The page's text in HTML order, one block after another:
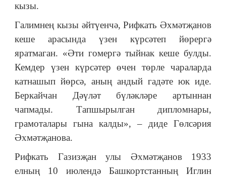
кызы.
Галимнең кызы әйтүенчә, Рифкать Әхмәтҗанов
кеше арасында үзен күрсәтеп йөрергә
яратмаган. «Әти гомергә тыйнак кеше булды.
Кемдер үзен күрсәтер өчен төрле чараларда
катнашып йөрсә, аның андый гадәте юк иде.
Беркайчан Дәүләт бүләкләре артыннан
чапмады. Тапшырылган дипломнары,
грамоталары гына калды», – диде Гөлсәрия
Әхмәтҗанова.
Рифкать Газизҗан улы Әхмәтҗанов 1933
елның 10 июлендә Башкортстанның Иглин